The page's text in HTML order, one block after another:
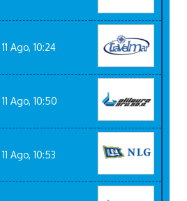
11 Ago, 10:24
11 Ago, 10:50
11 Ago, 10:53